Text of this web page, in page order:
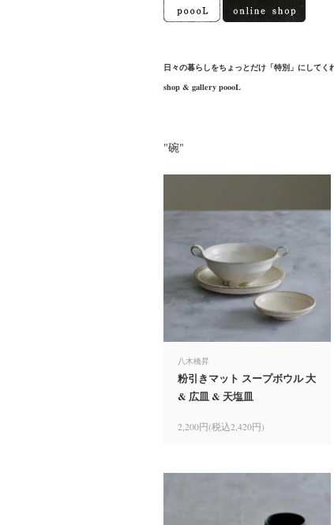
日々の暮らしをちょっとだけ「特別」にして
shop & gallery poooL
"碗"
八木橋昇
粉引きマット スープボウル 大
& 広皿 & 天塩皿
2,200円(税込2,420円)